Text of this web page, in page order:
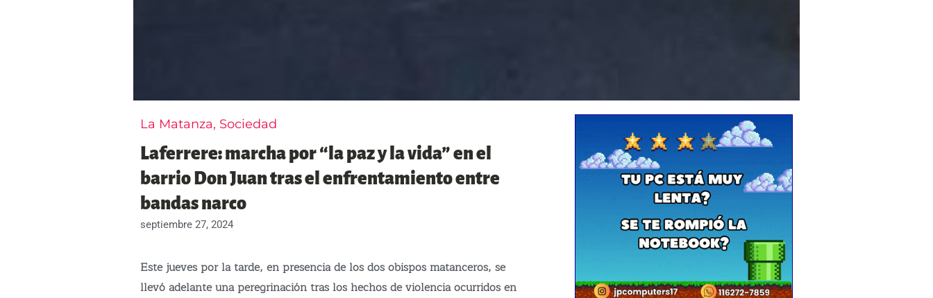
La Matanza, Sociedad
Laferrere: marcha por “la paz y la vida” en el
barrio Don Juan tras el enfrentamiento entre
bandas narco
septiembre 27, 2024
Este jueves por la tarde, en presencia de los dos obispos matanceros, se
llevó adelante una peregrinación tras los hechos de violencia ocurridos en